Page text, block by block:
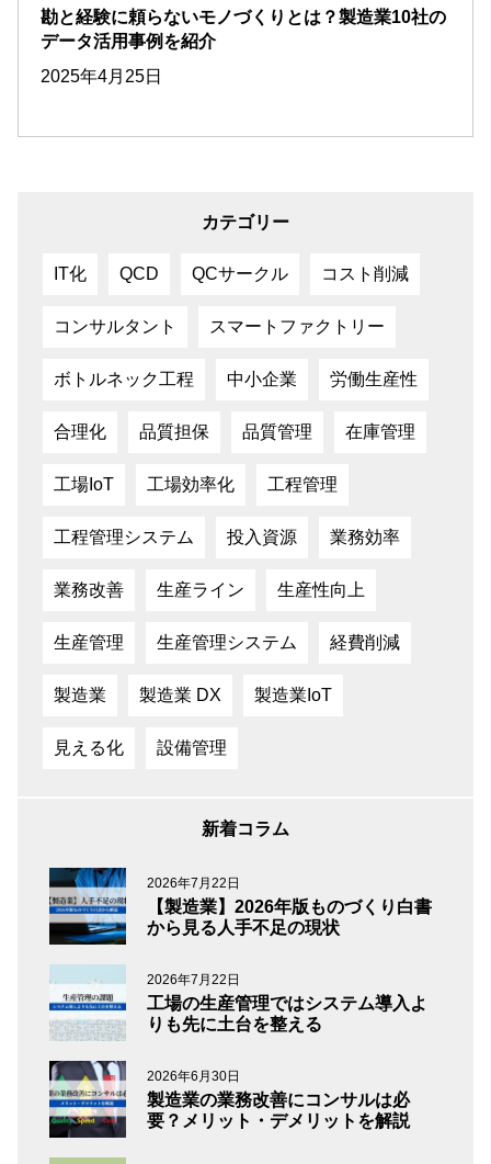
勘と経験に頼らないモノづくりとは？製造業10社の
データ活用事例を紹介
2025年4月25日
カテゴリー
IT化 QCD QCサークル コスト削減
コンサルタント スマートファクトリー
ボトルネック工程 中小企業 労働生産性
合理化 品質担保 品質管理 在庫管理
工場IoT 工場効率化 工程管理
工程管理システム 投入資源 業務効率
業務改善 生産ライン 生産性向上
生産管理 生産管理システム 経費削減
製造業 製造業 DX 製造業IoT
見える化 設備管理
新着コラム
2026年7月22日
【製造業】2026年版ものづくり白書
から見る人手不足の現状
2026年7月22日
工場の生産管理ではシステム導入よ
りも先に土台を整える
2026年6月30日
製造業の業務改善にコンサルは必
要？メリット・デメリットを解説